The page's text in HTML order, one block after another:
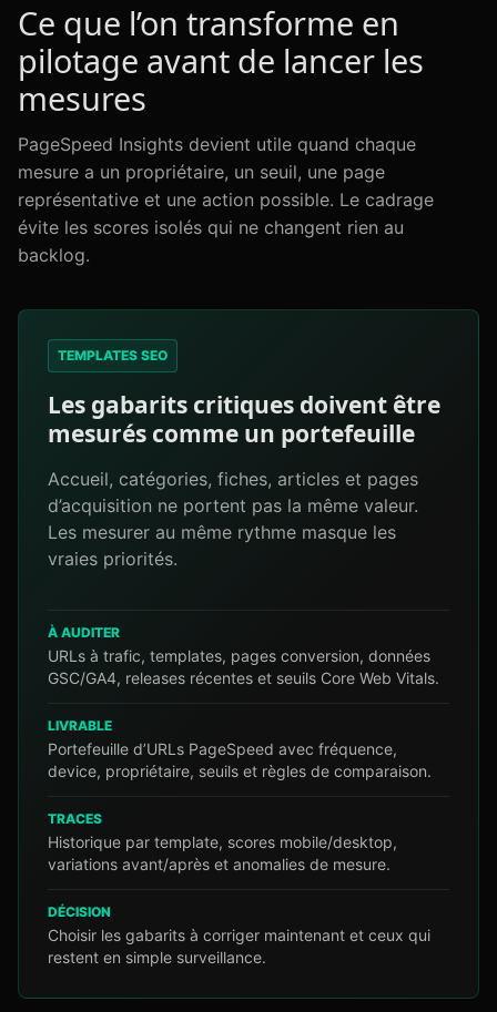
Ce que l’on transforme en
pilotage avant de lancer les
mesures
PageSpeed Insights devient utile quand chaque
mesure a un propriétaire, un seuil, une page
représentative et une action possible. Le cadrage
évite les scores isolés qui ne changent rien au
backlog.
TEMPLATES SEO
Les gabarits critiques doivent être
mesurés comme un portefeuille
Accueil, catégories, fiches, articles et pages
d’acquisition ne portent pas la même valeur.
Les mesurer au même rythme masque les
vraies priorités.
À AUDITER
URLs à trafic, templates, pages conversion, données
GSC/GA4, releases récentes et seuils Core Web Vitals.
LIVRABLE
Portefeuille d’URLs PageSpeed avec fréquence,
device, propriétaire, seuils et règles de comparaison.
TRACES
Historique par template, scores mobile/desktop,
variations avant/après et anomalies de mesure.
DÉCISION
Choisir les gabarits à corriger maintenant et ceux qui
restent en simple surveillance.